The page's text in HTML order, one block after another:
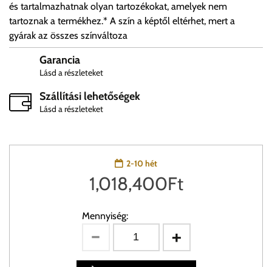
és tartalmazhatnak olyan tartozékokat, amelyek nem
tartoznak a termékhez.* A szín a képtől eltérhet, mert a
gyárak az összes színváltoza
Garancia
Lásd a részleteket
Szállítási lehetőségek
Lásd a részleteket
2-10 hét
1,018,400Ft
Mennyiség: